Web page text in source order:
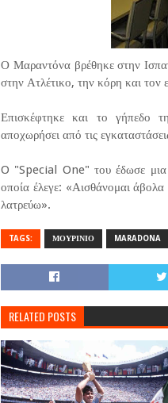
Ο Μαραντόνα βρέθηκε στην
στην Ατλέτικο, την κόρη και τον
Επισκέφτηκε και το γήπεδο
αποχωρήσει από τις
O "Special One" του έδωσε μια
οποία έλεγε: «Αισθάνομαι
λατρεύω».
TAGS: ΜΟΥΡΙΝΙΟ MARADONA
RELATED POSTS